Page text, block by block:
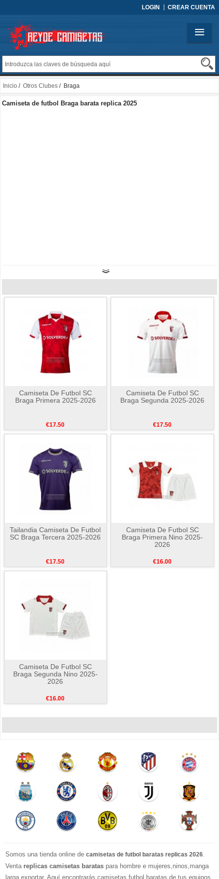
LOGIN CREAR CUENTA
Inicio / Otros Clubes / Braga
Camiseta de futbol Braga barata replica 2025
Camiseta De Futbol SC
Braga Primera 2025-2026
€17.50
Camiseta De Futbol SC
Braga Segunda 2025-2026
€17.50
Tailandia Camiseta De Futbol
SC Braga Tercera 2025-2026
€17.50
Camiseta De Futbol SC
Braga Primera Nino 2025-
2026
€16.00
Camiseta De Futbol SC
Braga Segunda Nino 2025-
2026
€16.00
Somos una tienda online de camisetas de futbol baratas replicas 2026
Venta replicas camisetas baratas para hombre e mujeres,ninos,manga
larga exportar. Aquí encontrarás camisetas futbol baratas de tus equipos